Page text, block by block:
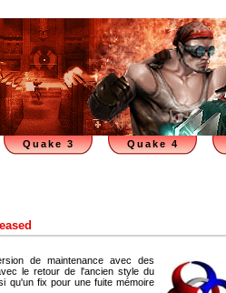
Quake 4
Quake 3
de maintenance avec des
le retour de l'ancien style du
qu'un fix pour une fuite mémoire